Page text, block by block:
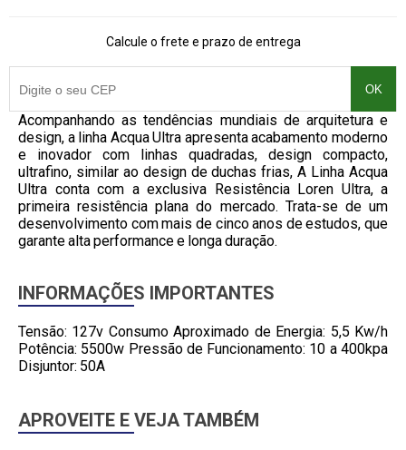
Calcule o frete e prazo de entrega
OK
Acompanhando as tendências mundiais de arquitetura e
design, a linha Acqua Ultra apresenta acabamento moderno
e inovador com linhas quadradas, design compacto,
ultrafino, similar ao design de duchas frias, A Linha Acqua
Ultra conta com a exclusiva Resistência Loren Ultra, a
primeira resistência plana do mercado. Trata-se de um
desenvolvimento com mais de cinco anos de estudos, que
garante alta performance e longa duração.
INFORMAÇÕES IMPORTANTES
Tensão: 127v Consumo Aproximado de Energia: 5,5 Kw/h
Potência: 5500w Pressão de Funcionamento: 10 a 400kpa
Disjuntor: 50A
APROVEITE E VEJA TAMBÉM